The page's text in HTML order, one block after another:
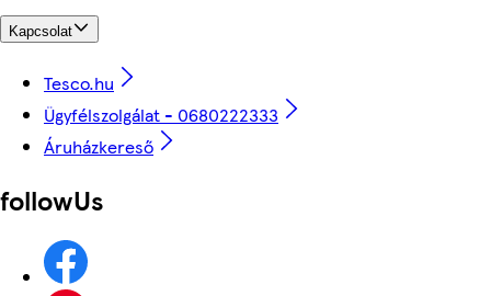
Kapcsolat
Tesco.hu
Ügyfélszolgálat - 0680222333
Áruházkereső
followUs